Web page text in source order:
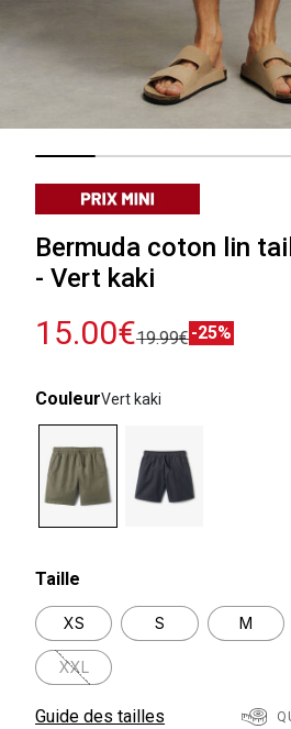
Bermuda coton lin
- Vert kaki
15.00€19.99€-25%
CouleurVert kaki
Taille
XS S M
XXL
Guide des tailles